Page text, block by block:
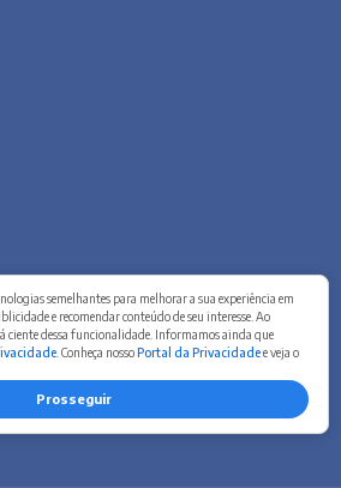
semelhantes para melhorar a sua experiência em
e recomendar conteúdo de seu interesse. Ao
ciente dessa funcionalidade. Informamos ainda que
. Conheça nossoPortal da Privacidadee veja o
Prosseguir
do Caminho
em fotos antigas